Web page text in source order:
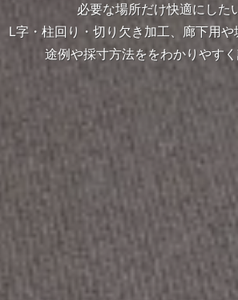
必要な場所だけ快適にした
L字・柱回り・切り欠き加工、廊下用
途例や採寸方法ををわかりやすく